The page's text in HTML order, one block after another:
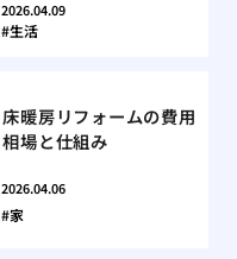
2026.04.09
生活
床暖房リフォームの費用
相場と仕組み
2026.04.06
家